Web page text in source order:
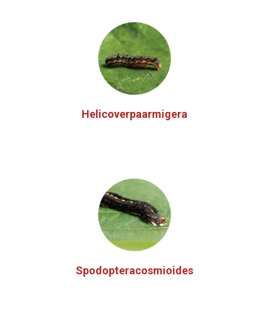
Helicoverpaarmigera
Spodopteracosmioides